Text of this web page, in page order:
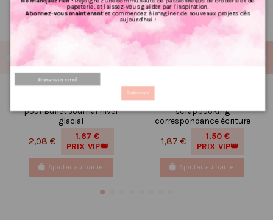
pour Bullet Journal hiver
glacial
2,08 €
1.67 €
PRIX VIP👑
Ajouter au panier
scrapbooking
correspondance écriture
1,87 €
1.50 €
PRIX VIP👑
Ajouter au panier
papeterie, et laissez-vous guider par l'inspiration.
Abonnez-vous maintenantet commencez à imaginer de nouveaux projets dès
aujourd'hui !
S'abonner